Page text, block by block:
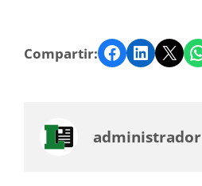
Compartir: Facebook LinkedIn Twitter WhatsApp
administrador